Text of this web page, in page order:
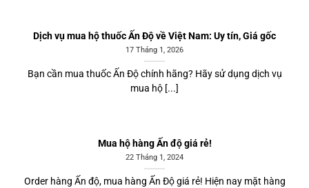
Dịch vụ mua hộ thuốc Ấn Độ về Việt Nam: Uy tín, Giá gốc
17 Tháng 1, 2026
Bạn cần mua thuốc Ấn Độ chính hãng? Hãy sử dụng dịch vụ
mua hộ [...]
Mua hộ hàng Ấn độ giá rẻ!
22 Tháng 1, 2024
Order hàng Ấn độ, mua hàng Ấn Độ giá rẻ! Hiện nay mặt hàng